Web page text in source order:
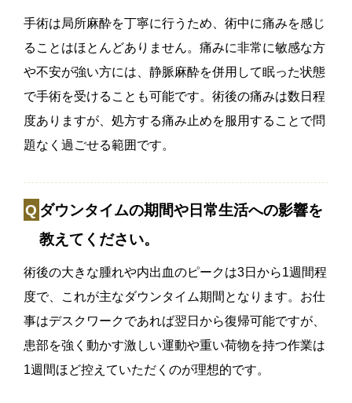
手術は局所麻酔を丁寧に行うため、術中に痛みを感じ
ることはほとんどありません。痛みに非常に敏感な方
や不安が強い方には、静脈麻酔を併用して眠った状態
で手術を受けることも可能です。術後の痛みは数日程
度ありますが、処方する痛み止めを服用することで問
題なく過ごせる範囲です。
ダウンタイムの期間や日常生活への影響を
教えてください。
術後の大きな腫れや内出血のピークは3日から1週間程
度で、これが主なダウンタイム期間となります。お仕
事はデスクワークであれば翌日から復帰可能ですが、
患部を強く動かす激しい運動や重い荷物を持つ作業は
1週間ほど控えていただくのが理想的です。